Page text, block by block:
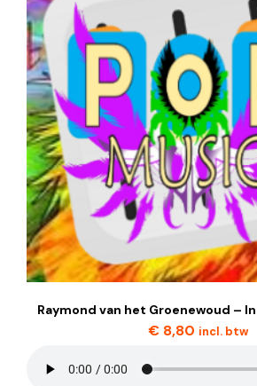
Raymond van het Groenewoud – In
€ 8,80 incl. btw